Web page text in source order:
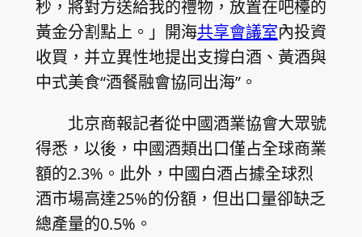
秒，將對方送給我的禮物，放置在吧檯的
黃金分割點上。」開海共享會議室內投資
收買，并立異性地提出支撐白酒、黃酒與
中式美食“酒餐融會協同出海”。
北京商報記者從中國酒業協會大眾號
得悉，以後，中國酒類出口僅占全球商業
額的2.3%。此外，中國白酒占據全球烈
酒市場高達25%的份額，但出口量卻缺乏
總產量的0.5%。